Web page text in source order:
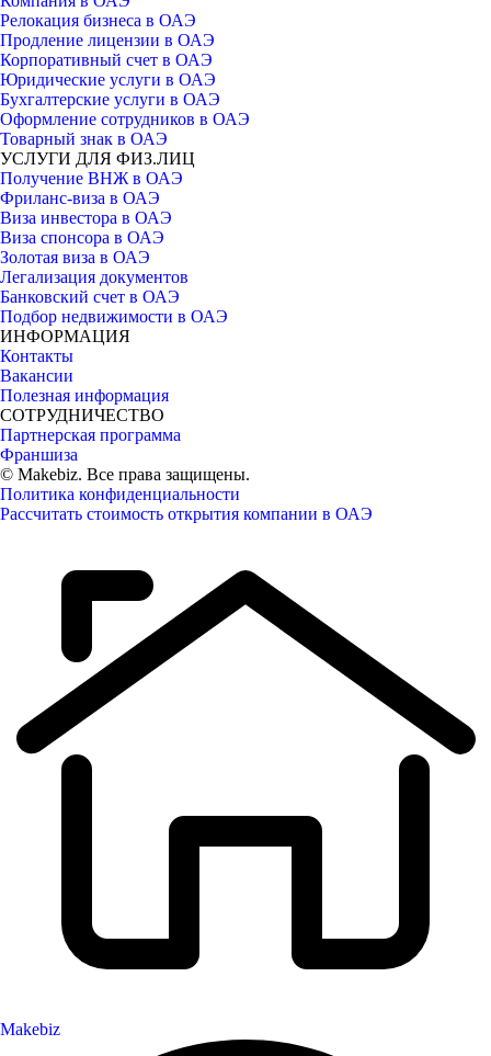
Релокация бизнеса в ОАЭ
Продление лицензии в ОАЭ
Корпоративный счет в ОАЭ
Юридические услуги в ОАЭ
Бухгалтерские услуги в ОАЭ
Оформление сотрудников в ОАЭ
Товарный знак в ОАЭ
УСЛУГИ ДЛЯ ФИЗ.ЛИЦ
Получение ВНЖ в ОАЭ
Фриланс-виза в ОАЭ
Виза инвестора в ОАЭ
Виза спонсора в ОАЭ
Золотая виза в ОАЭ
Легализация документов
Банковский счет в ОАЭ
Подбор недвижимости в ОАЭ
ИНФОРМАЦИЯ
Контакты
Вакансии
Полезная информация
СОТРУДНИЧЕСТВО
Партнерская программа
Франшиза
© Makebiz. Все права защищены.
Политика конфиденциальности
Рассчитать стоимость открытия компании в ОАЭ
Makebiz